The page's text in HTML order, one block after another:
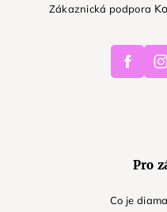
Zákaznická podpora
Facebook
Pro
Co je